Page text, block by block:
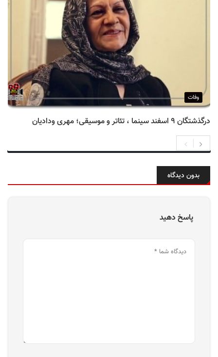
وفات
درگذشتگان ۹ اسفند سینما ، تئاتر و موسیقی؛ مهری ودادیان
بدون دیدگاه
پاسخ دهید